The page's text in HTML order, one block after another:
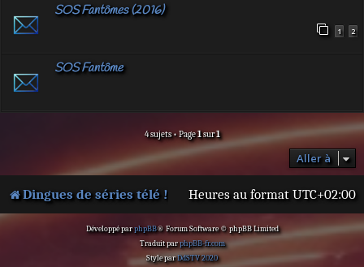
SOS Fantômes (2016)
1 2
SOS Fantôme
4 sujets • Page1sur1
Aller à
Dingues de séries télé ! Heures au format UTC+02:00
Développé parphpBB® Forum Software © phpBB Limited
Traduit parphpBB-fr.com
Style parDdSTV 2020